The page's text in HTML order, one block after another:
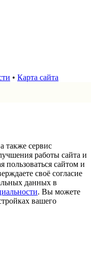
• Карта сайта
также сервис
работы сайта и
пользоваться сайтом и
своё согласие
данных в
. Вы можете
вашего